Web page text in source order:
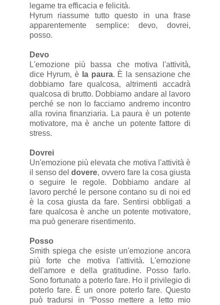
legame tra efficacia e felicità.
Hyrum riassume tutto questo in una frase
apparentemente semplice: devo, dovrei,
posso.
Devo
L'emozione più bassa che motiva l'attività,
dice Hyrum, è la paura. È la sensazione che
dobbiamo fare qualcosa, altrimenti accadrà
qualcosa di brutto. Dobbiamo andare al lavoro
perché se non lo facciamo andremo incontro
alla rovina finanziaria. La paura è un potente
motivatore, ma è anche un potente fattore di
stress.
Dovrei
Un'emozione più elevata che motiva l'attività è
il senso deldovere, ovvero fare la cosa giusta
o seguire le regole. Dobbiamo andare al
lavoro perché le persone contano su di noi ed
è la cosa giusta da fare. Sentirsi obbligati a
fare qualcosa è anche un potente motivatore,
ma può generare risentimento.
Posso
Smith spiega che esiste un'emozione ancora
più forte che motiva l'attività. L'emozione
dell'amore e della gratitudine. Posso farlo.
Sono fortunato a poterlo fare. Ho il privilegio di
poterlo fare. È un onore poterlo fare. Questo
può tradursi in “Posso mettere a letto mio